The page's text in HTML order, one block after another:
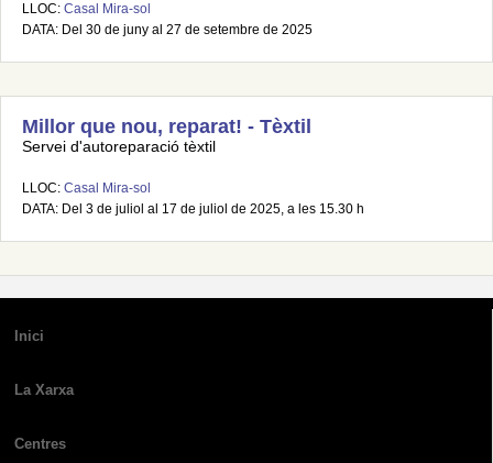
LLOC: Casal Mira-sol
DATA: Del 30 de juny al 27 de setembre de 2025
Millor que nou, reparat! - Tèxtil
Servei d'autoreparació tèxtil
LLOC: Casal Mira-sol
DATA: Del 3 de juliol al 17 de juliol de 2025, a les 15.30 h
Inici
La Xarxa
Centres